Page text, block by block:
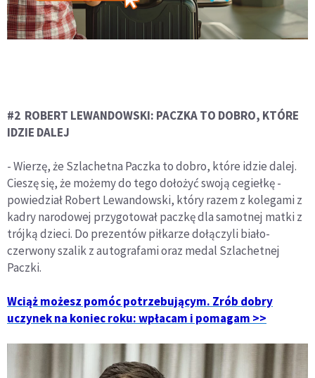
#2 ROBERT LEWANDOWSKI: PACZKA TO DOBRO, KTÓRE
IDZIE DALEJ
- Wierzę, że Szlachetna Paczka to dobro, które idzie dalej.
Cieszę się, że możemy do tego dołożyć swoją cegiełkę -
powiedział Robert Lewandowski, który razem z kolegami z
kadry narodowej przygotował paczkę dla samotnej matki z
trójką dzieci. Do prezentów piłkarze dołączyli biało-
czerwony szalik z autografami oraz medal Szlachetnej
Paczki.
Wciąż możesz pomóc potrzebującym. Zrób dobry
uczynek na koniec roku: wpłacam i pomagam >>